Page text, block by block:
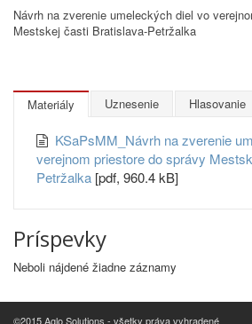
Návrh na zverenie umeleckých diel vo
Mestskej časti Bratislava-Petržalka
Materiály Uznesenie Hlasovanie
KSaPsMM_Návrh na zverenie
verejnom priestore do správy
Petržalka [pdf, 960.4 kB]
Príspevky
Neboli nájdené žiadne záznamy
©2015 Aglo Solutions - všetky práva vyhradené